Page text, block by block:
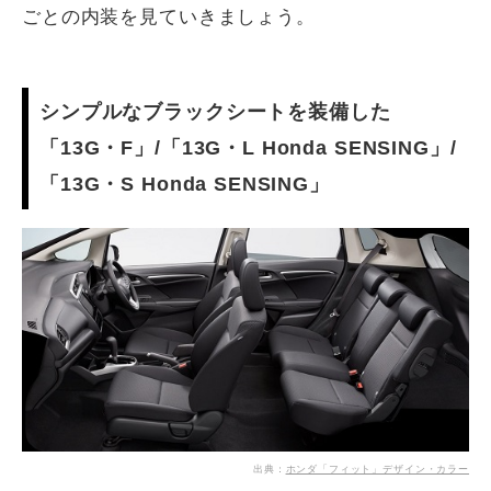
ごとの内装を見ていきましょう。
シンプルなブラックシートを装備した
「13G・F」/「13G・L Honda SENSING」/
「13G・S Honda SENSING」
出典： ホンダ「フィット」デザイン・カラー